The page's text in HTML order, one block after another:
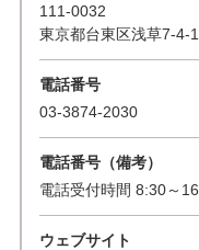
111-0032
東京都台東区浅草7-4-1
電話番号
03-3874-2030
電話番号（備考）
電話受付時間 8:30～
ウェブサイト